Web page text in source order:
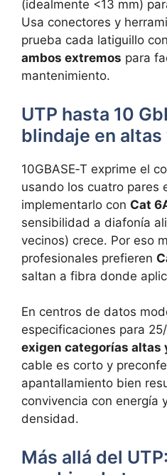
(idealmente <13 mm)
Usa conectores y
prueba cada latiguillo
ambos extremos para
mantenimiento.
UTP hasta 10
blindaje en
10GBASE‑T exprime el
usando los cuatro pares
implementarlo con Cat
sensibilidad a diafonía
vecinos) crece. Por eso
profesionales prefieren
saltan a fibra donde
En centros de datos
especificaciones para
exigen categorías altas
cable es corto y
apantallamiento bien
convivencia con energía
densidad.
Más allá del